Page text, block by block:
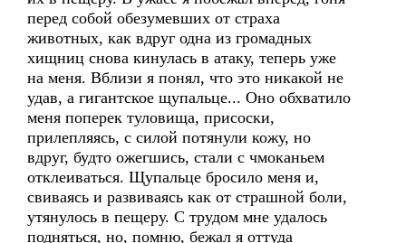
перед собой обезумевших от страха
животных, как вдруг одна из громадных
хищниц снова кинулась в атаку, теперь уже
на меня. Вблизи я понял, что это никакой не
удав, а гигантское щупальце... Оно обхватило
меня поперек туловища, присоски,
прилепляясь, с силой потянули кожу, но
вдруг, будто ожегшись, стали с чмоканьем
отклеиваться. Щупальце бросило меня и,
свиваясь и развиваясь как от страшной боли,
утянулось в пещеру. С трудом мне удалось
подняться, но, помню, бежал я оттуда